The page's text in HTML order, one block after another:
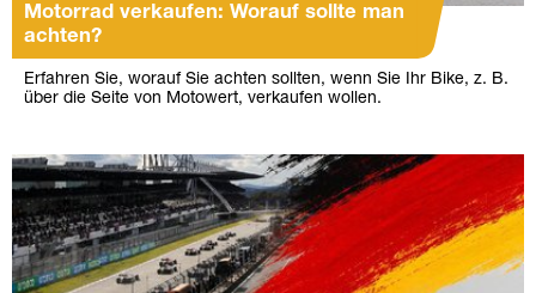
Motorrad verkaufen: Worauf sollte man
achten?
Erfahren Sie, worauf Sie achten sollten, wenn Sie Ihr Bike, z. B.
über die Seite von Motowert, verkaufen wollen.